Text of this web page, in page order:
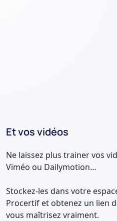
Et vos vidéos
Ne laissez plus trainer vos
Viméo ou Dailymotion…
Stockez-les dans votre
Procertif et obtenez un lien
vous maîtrisez vraiment.